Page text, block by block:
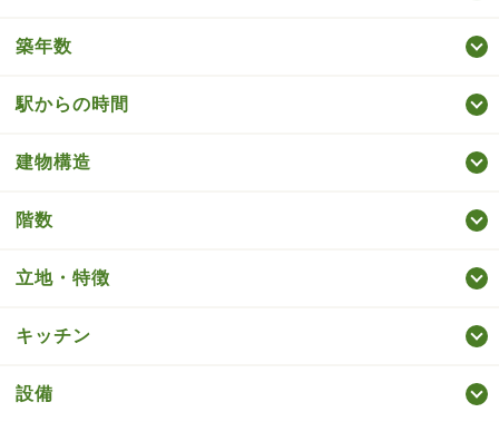
築年数
駅からの時間
建物構造
階数
立地・特徴
キッチン
設備